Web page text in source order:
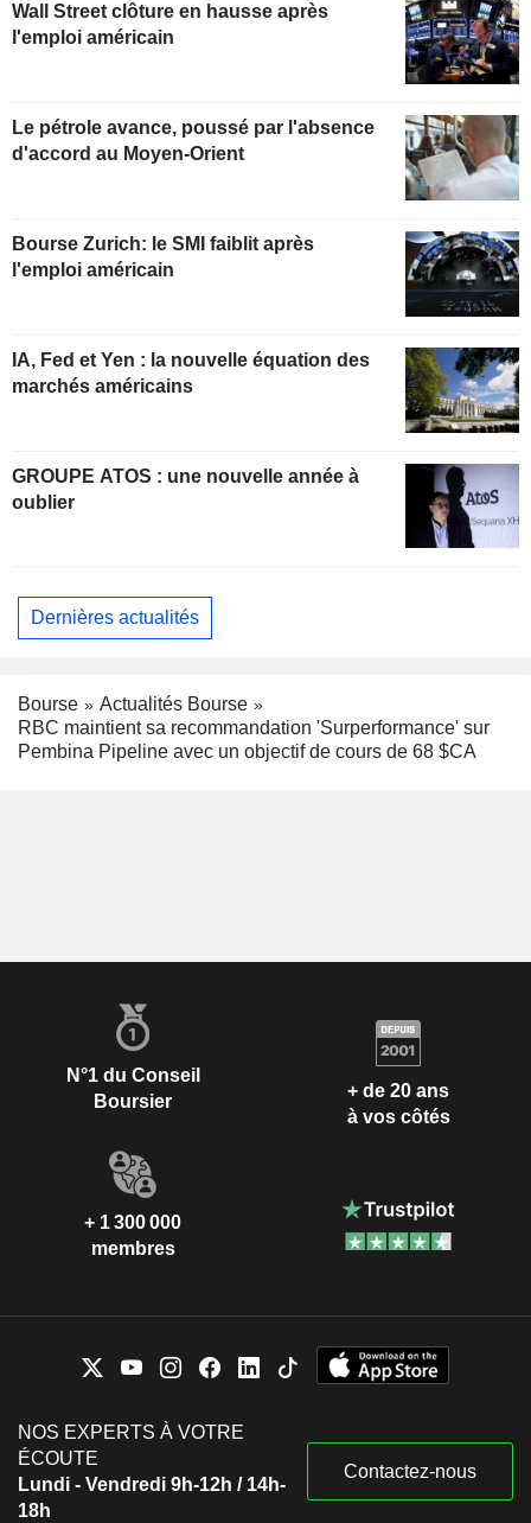
Wall Street clôture en hausse après
l'emploi américain
Le pétrole avance, poussé par l'absence
d'accord au Moyen-Orient
Bourse Zurich: le SMI faiblit après
l'emploi américain
IA, Fed et Yen : la nouvelle équation des
marchés américains
GROUPE ATOS : une nouvelle année à
oublier
Dernières actualités
Bourse
Actualités Bourse
RBC maintient sa recommandation 'Surperformance' sur
Pembina Pipeline avec un objectif de cours de 68 $CA
N°1 du Conseil
Boursier
+ de 20 ans
à vos côtés
+ 1 300 000
membres
NOS EXPERTS À VOTRE
ÉCOUTE
Lundi - Vendredi 9h-12h / 14h-
18h
Contactez-nous